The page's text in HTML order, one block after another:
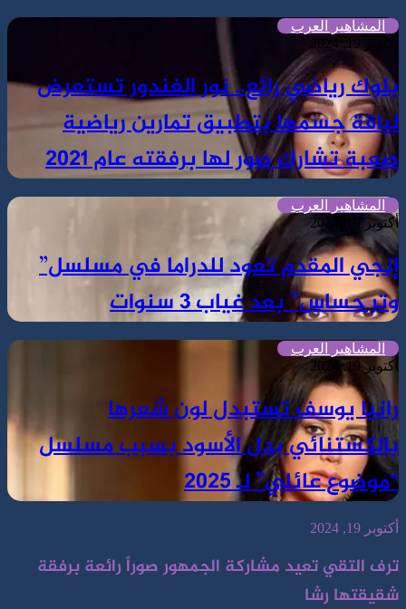
المشاهير العرب
بلوك رياضي رائع.. نور الغندور تستعرض
لياقة جسمها بتطبيق تمارين رياضية
صعبة تشارك صور لها برفقته عام 2021
المشاهير العرب
أكتوبر 19, 2024
إنجي المقدم تعود للدراما في مسلسل”
وتر حساس” بعد غياب 3 سنوات
المشاهير العرب
أكتوبر 19, 2024
رانيا يوسف تستبدل لون شعرها
بالكستنائي بدل الأسود بسبب مسلسل
“موضوع عائلي” لـ 2025
أكتوبر 19, 2024
ترف التقي تعيد مشاركة الجمهور صوراً رائعة برفقة
شقيقتها رشا